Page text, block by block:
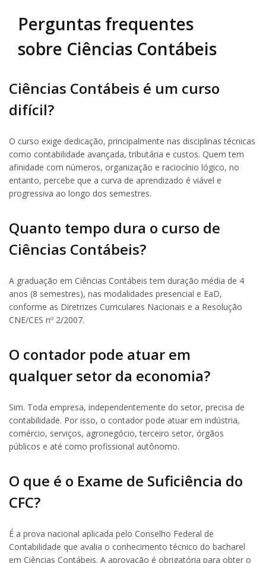
Perguntas frequentes
sobre Ciências Contábeis
Ciências Contábeis é um curso
difícil?
O curso exige dedicação, principalmente nas disciplinas técnicas
como contabilidade avançada, tributária e custos. Quem tem
afinidade com números, organização e raciocínio lógico, no
entanto, percebe que a curva de aprendizado é viável e
progressiva ao longo dos semestres.
Quanto tempo dura o curso de
Ciências Contábeis?
A graduação em Ciências Contábeis tem duração média de 4
anos (8 semestres), nas modalidades presencial e EaD,
conforme as Diretrizes Curriculares Nacionais e a Resolução
CNE/CES nº 2/2007.
O contador pode atuar em
qualquer setor da economia?
Sim. Toda empresa, independentemente do setor, precisa de
contabilidade. Por isso, o contador pode atuar em indústria,
comércio, serviços, agronegócio, terceiro setor, órgãos
públicos e até como profissional autônomo.
O que é o Exame de Suficiência do
CFC?
É a prova nacional aplicada pelo Conselho Federal de
Contabilidade que avalia o conhecimento técnico do bacharel
em Ciências Contábeis. A aprovação é obrigatória para obter o